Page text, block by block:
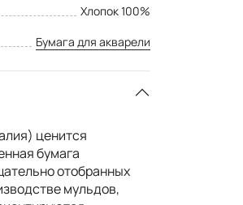
Хлопок 100%
Бумага для акварели
ценится
бумага
отобранных
мульдов,